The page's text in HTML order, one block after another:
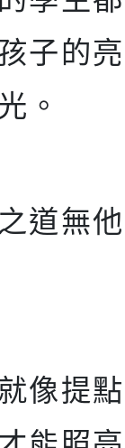
子的
。
道無
像提